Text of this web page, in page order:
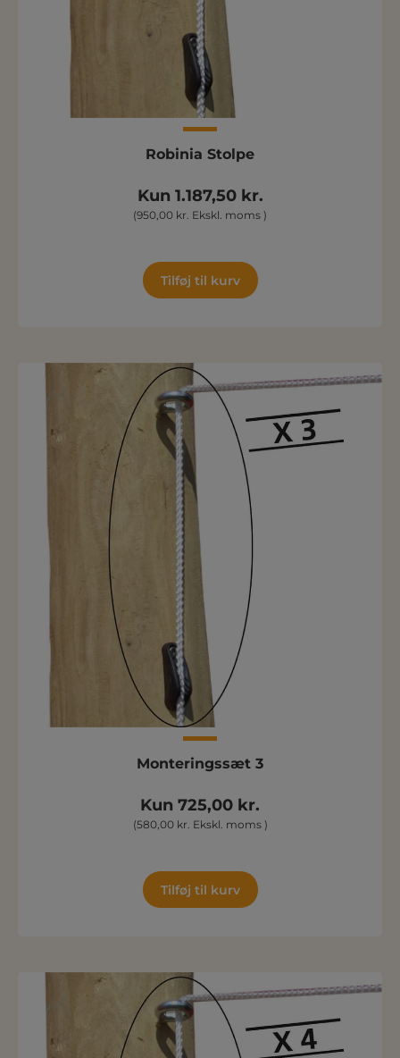
Robinia Stolpe
Kun 1.187,50 kr.
(950,00 kr. Ekskl. moms )
Tilføj til kurv
Monteringssæt 3
Kun 725,00 kr.
(580,00 kr. Ekskl. moms )
Tilføj til kurv